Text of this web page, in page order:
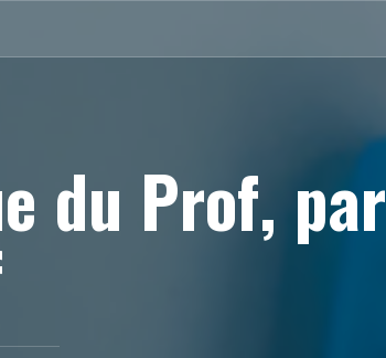
du Prof, par